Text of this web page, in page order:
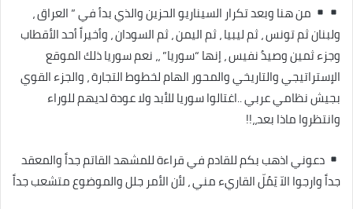
من هنا وبعد تكرار السيناريو الحزين والذي بدأ في ” العراق ،
ولبنان ثم تونس ، ثم ليبيا ، ثم اليمن ، ثم السودان ، وأخيراً أحد الأقطاب
وجزء ثمين وصيدُ نفيس ، إنها “سوريا” ،، نعم سوريا ذلك الموقع
الإستراتيجي والتاريخي والمحور الهام لخطوط التجارة ، والجزء القوي
بجيش نظامي عربي ..اغتالوا سوريا للأبد ولا عودة لديهم للوراء
وانتظروا ماذا بعد،،!!
دعوني اذهب بكم للقادم في قراءة للمشهد القاتم جداً والمعقد
جداً وارجوا الاّ يَمُلّ القاريء مني ، لأن الأمر جلل والموضوع متشعب جداً